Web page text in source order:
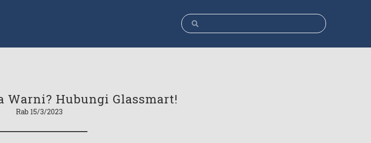
Warni? Hubungi Glassmart!
Rab 15/3/2023